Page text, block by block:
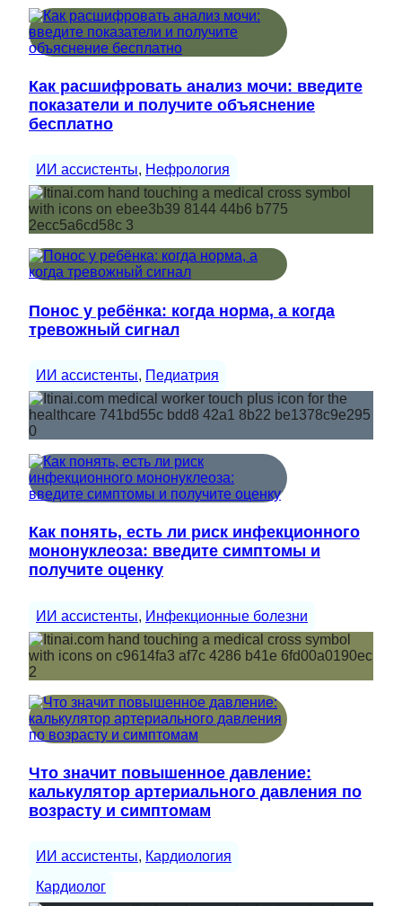
Как расшифровать анализ мочи: введите
показатели и получите объяснение
бесплатно
ИИ ассистенты, Нефрология
Понос у ребёнка: когда норма, а когда
тревожный сигнал
ИИ ассистенты, Педиатрия
Как понять, есть ли риск инфекционного
мононуклеоза: введите симптомы и
получите оценку
ИИ ассистенты, Инфекционные болезни
Что значит повышенное давление:
калькулятор артериального давления по
возрасту и симптомам
ИИ ассистенты, Кардиология
Кардиолог